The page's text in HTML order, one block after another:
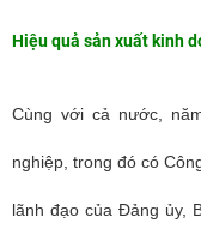
Hiệu quả sản xuất kinh
Cùng với cả nước,
nghiệp, trong đó có
lãnh đạo của Đảng ủy,